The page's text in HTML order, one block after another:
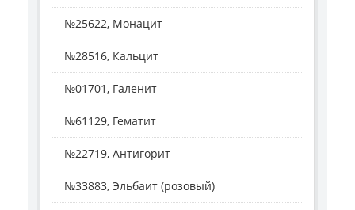
№25622, Монацит
№28516, Кальцит
№01701, Галенит
№61129, Гематит
№22719, Антигорит
№33883, Эльбаит (розовый)